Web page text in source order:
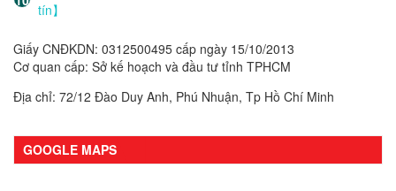
tín】
Giấy CNĐKDN: 0312500495 cấp ngày 15/10/2013
Cơ quan cấp: Sở kế hoạch và đầu tư tỉnh TPHCM
Địa chỉ: 72/12 Đào Duy Anh, Phú Nhuận, Tp Hồ Chí Minh
GOOGLE MAPS